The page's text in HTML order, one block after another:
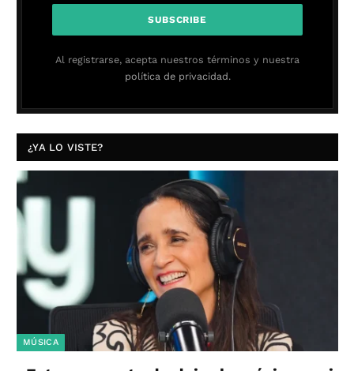
Al registrarse, acepta nuestros términos y nuestra
política de privacidad.
¿YA LO VISTE?
MÚSICA